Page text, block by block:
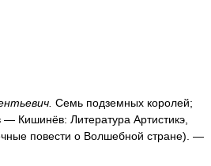
Семь подземных королей;
Кишинёв: Литература Артистикэ,
повести о Волшебной стране). —